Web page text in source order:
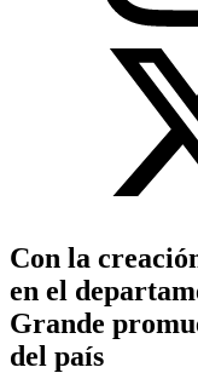
Con la
en el
Grande
del país